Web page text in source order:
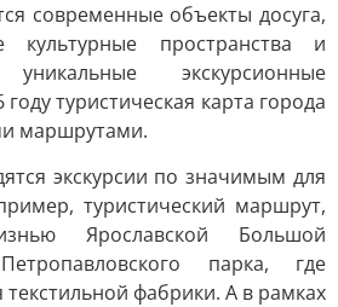
современные объекты досуга,
культурные пространства и
уникальные экскурсионные
туристическая карта города
маршрутами.
экскурсии по значимым для
туристический маршрут,
Ярославской Большой
парка, где
фабрики. А в рамках